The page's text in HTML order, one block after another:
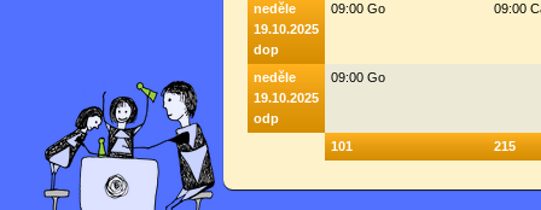
neděle
19.10.2025
dop
09:00 Go 09:00
neděle
19.10.2025
odp
09:00 Go
101 215